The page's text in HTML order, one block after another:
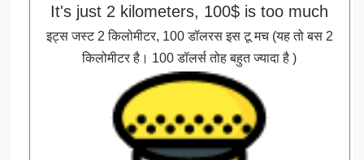
It's just 2 kilometers, 100$ is too much
इट्स जस्ट 2 किलोमीटर, 100 डॉलरस इस टू मच (यह तो बस 2
किलोमीटर है। 100 डॉलर्स तोह बहुत ज्यादा है )